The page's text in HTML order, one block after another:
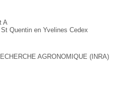
A
Quentin en Yvelines Cedex
AGRONOMIQUE (INRA)